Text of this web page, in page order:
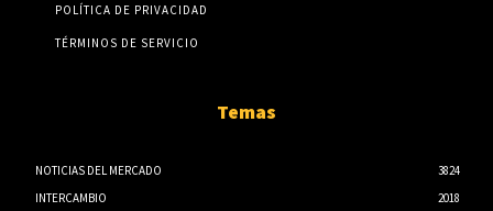
POLÍTICA DE PRIVACIDAD
TÉRMINOS DE SERVICIO
Temas
NOTICIAS DEL MERCADO
3824
INTERCAMBIO
2018